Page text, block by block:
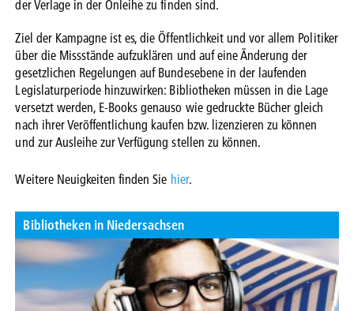
der Verlage in der Onleihe zu finden sind.
Ziel der Kampagne ist es, die Öffentlichkeit und vor allem Politiker
über die Missstände aufzuklären und auf eine Änderung der
gesetzlichen Regelungen auf Bundesebene in der laufenden
Legislaturperiode hinzuwirken: Bibliotheken müssen in die Lage
versetzt werden, E-Books genauso wie gedruckte Bücher gleich
nach ihrer Veröffentlichung kaufen bzw. lizenzieren zu können
und zur Ausleihe zur Verfügung stellen zu können.
Weitere Neuigkeiten finden Sie hier.
Bibliotheken in Niedersachsen